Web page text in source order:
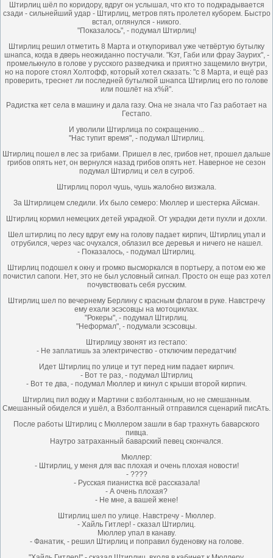
Штирлиц шёл по коридору, вдруг он услышал, что кто то подкрадывается
сзади - сильнейший удар - Штирлиц, метров пять пролетел куборем. Быстро
встал, оглянулся - никого.
"Показалось", - подумал Штирлиц!
Штирлиц решил отметить 8 Марта и откупоривал уже четвёртую бутылку
шнапса, когда в дверь неожиданно постучали. "Кэт, Габи или фрау Заурих", -
промелькнуло в голове у русского разведчика и приятно защемило внутри,
но на пороге стоял Холтофф, который хотел сказать: "с 8 Марта, и ещё раз
проверить, треснет ли последней бутылкой шнапса Штирлиц его по голове
или пошлёт на х%й".
Радистка кет села в машину и дала газу. Она не знала что Газ работает на
Гестапо.
И уволили Штирлица по сокращению...
"Нас тупит время", - подумал Штирлиц.
Штирлиц пошел в лес за грибами. Пришел в лес, грибов нет, прошел дальше
грибов опять нет, он вернулся назад грибов опять нет. Наверное не сeзон
подумал Штирлиц и сел в сугроб.
Штирлиц порол чушь, чушь жалобно визжала.
За Штирлицем следили. Их было семеро: Мюллер и шестерка Айсман.
Штирлиц кормил немецких детей украдкой. От украдки дети пухли и дохли.
Шел штирлиц по лесу вдруг ему на голову падает кирпич, Штирлиц упал и
отрубился, через час очухался, облазил все деревья и ничего не нашел.
- Показалось, - подумал Штирлиц.
Штирлиц подошел к окну и громко высморкался в портьеру, а потом ею же
почистил сапоги. Нет, это не был условный сигнал. Просто он еще раз хотел
почувствовать себя русским.
Штирлиц шел по вечернему Берлину с красным флагом в руке. Навстречу
ему ехали эсэсовцы на мотоциклах.
"Рокеры", - подумал Штирлиц.
"Неформал", - подумали эсэсовцы.
Штирлицу звонят из гестапо:
- Не заплатишь за электричество - отключим передатчик!
Идет Штирлиц по улице и тут перед ним падает кирпич.
- Вот те раз, - подумал Штирлиц
- Вот те два, - подумал Мюллер и кинул с крыши второй кирпич.
Штирлиц пил водку и Мартини с взболтанным, но не смешанным.
Смешанный обиделся и ушёл, а Взболтанный отправился сценарий писАть.
После работы Штирлиц с Мюллером зашли в бар трахнуть баварского
пивца.
Наутро затраханный баварский певец скончался.
Мюллер:
- Штирлиц, у меня для вас плохая и очень плохая новости!
- ????
- Русская пианистка всё рассказала!
- А очень плохая?
- Не мне, а вашей жене!
Штирлиц шел по улице. Навстречу - Мюллер.
- Хайль Гитлер! - сказал Штирлиц.
Мюллер упал в канаву.
- Фанатик, - решил Штирлиц и поправил буденовку на голове.